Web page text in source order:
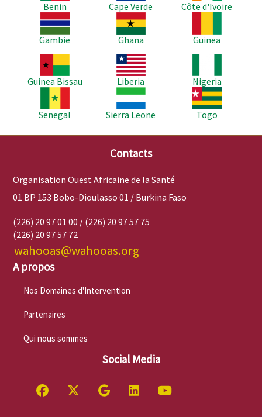
Benin
Cape Verde
Côte d'Ivoire
Image
Gambie
Image
Ghana
Guinea
Image
Guinea Bissau
Image
Liberia
Nigeria
Senegal
Image
Sierra Leone
Image
Togo
Contacts
Organisation Ouest Africaine de la Santé
01 BP 153 Bobo-Dioulasso 01 / Burkina Faso
(226) 20 97 01 00 / (226) 20 97 57 75
(226) 20 97 57 72
wahooas@wahooas.org
A propos
Nos Domaines d'Intervention
Partenaires
Qui nous sommes
Social Media